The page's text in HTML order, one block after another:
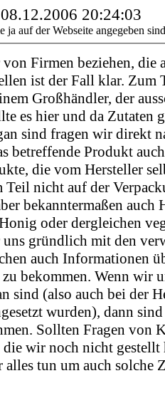
08.12.2006 20:24:03
auf der Webseite angegeben
Firmen beziehen, die
ist der Fall klar. Zum
Großhändler, der
es hier und da Zutaten
sind fragen wir direkt
betreffende Produkt
die vom Hersteller
nicht auf der
bekanntermaßen auch
oder dergleichen
gründlich mit den
auch Informationen
bekommen. Wenn wir
sind (also auch bei der
wurden), dann
Sollten Fragen von
die wir noch nicht gestellt
tun um auch solche